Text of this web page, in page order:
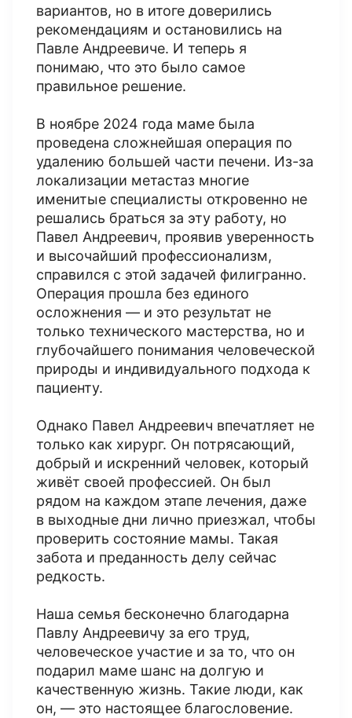
вариантов, но в итоге доверились
рекомендациям и остановились на
Павле Андреевиче. И теперь я
понимаю, что это было самое
правильное решение.
В ноябре 2024 года маме была
проведена сложнейшая операция по
удалению большей части печени. Из-за
локализации метастаз многие
именитые специалисты откровенно не
решались браться за эту работу, но
Павел Андреевич, проявив уверенность
и высочайший профессионализм,
справился с этой задачей филигранно.
Операция прошла без единого
осложнения — и это результат не
только технического мастерства, но и
глубочайшего понимания человеческой
природы и индивидуального подхода к
пациенту.
Однако Павел Андреевич впечатляет не
только как хирург. Он потрясающий,
добрый и искренний человек, который
живёт своей профессией. Он был
рядом на каждом этапе лечения, даже
в выходные дни лично приезжал, чтобы
проверить состояние мамы. Такая
забота и преданность делу сейчас
редкость.
Наша семья бесконечно благодарна
Павлу Андреевичу за его труд,
человеческое участие и за то, что он
подарил маме шанс на долгую и
качественную жизнь. Такие люди, как
он, — это настоящее благословение.